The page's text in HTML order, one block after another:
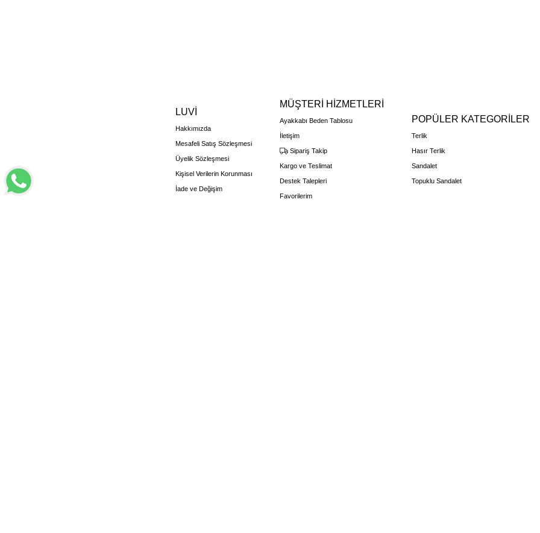
LUVİ
Hakkımızda
Mesafeli Satış Sözleşmesi
Üyelik Sözleşmesi
Kişisel Verilerin Korunması
İade ve Değişim
MÜŞTERİ HİZMETLERİ
Ayakkabı Beden Tablosu
İletişim
Sipariş Takip
Kargo ve Teslimat
Destek Talepleri
Favorilerim
POPÜLER KATEGORİLER
Terlik
Hasır Terlik
Sandalet
Topuklu Sandalet